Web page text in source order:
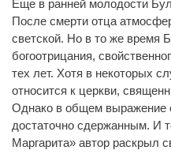
Еще в ранней молодости
После смерти отца
светской. Но в то же время
богоотрицания,
тех лет. Хотя в некоторых
относится к церкви,
Однако в общем выражение
достаточно сдержанным. И
Маргарита» автор раскрыл